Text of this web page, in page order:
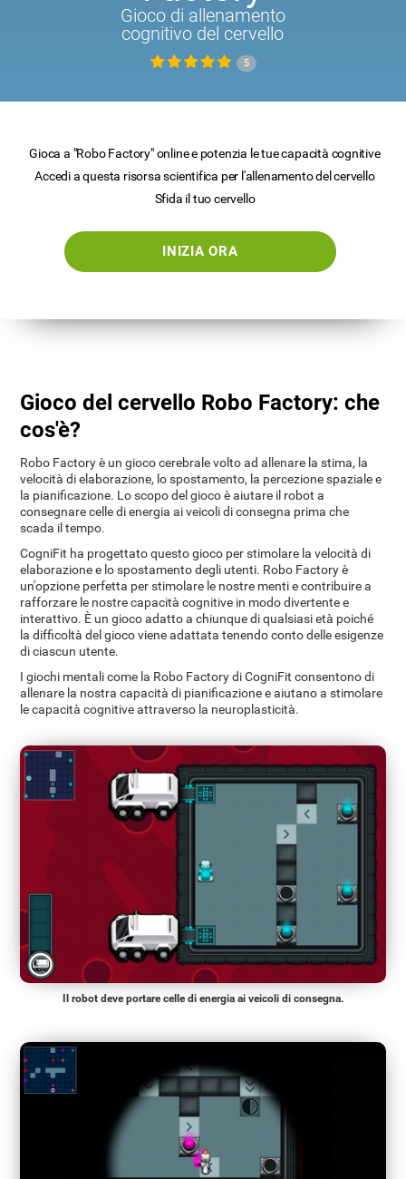
Gioco di allenamento
cognitivo del cervello
5
Gioca a "Robo Factory" online e potenzia le tue capacità cognitive
Accedi a questa risorsa scientifica per l'allenamento del cervello
Sfida il tuo cervello
INIZIA ORA
Gioco del cervello Robo Factory: che
cos'è?
Robo Factory è un gioco cerebrale volto ad allenare la stima, la
velocità di elaborazione, lo spostamento, la percezione spaziale e
la pianificazione. Lo scopo del gioco è aiutare il robot a
consegnare celle di energia ai veicoli di consegna prima che
scada il tempo.
CogniFit ha progettato questo gioco per stimolare la velocità di
elaborazione e lo spostamento degli utenti. Robo Factory è
un'opzione perfetta per stimolare le nostre menti e contribuire a
rafforzare le nostre capacità cognitive in modo divertente e
interattivo. È un gioco adatto a chiunque di qualsiasi età poiché
la difficoltà del gioco viene adattata tenendo conto delle esigenze
di ciascun utente.
I giochi mentali come la Robo Factory di CogniFit consentono di
allenare la nostra capacità di pianificazione e aiutano a stimolare
le capacità cognitive attraverso la neuroplasticità.
Il robot deve portare celle di energia ai veicoli di consegna.